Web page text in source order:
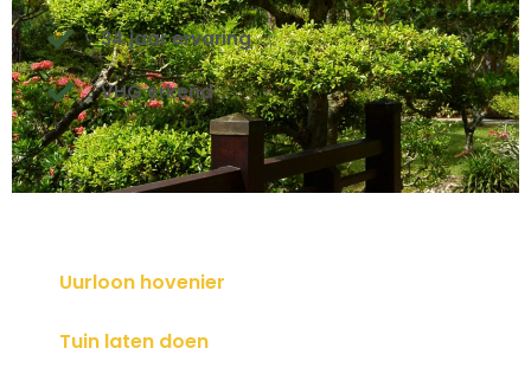
34 jaar ervaring
VHG erkend
Uurloon hovenier
Tuin laten doen